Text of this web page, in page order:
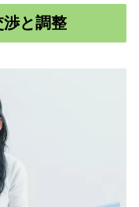
と調整